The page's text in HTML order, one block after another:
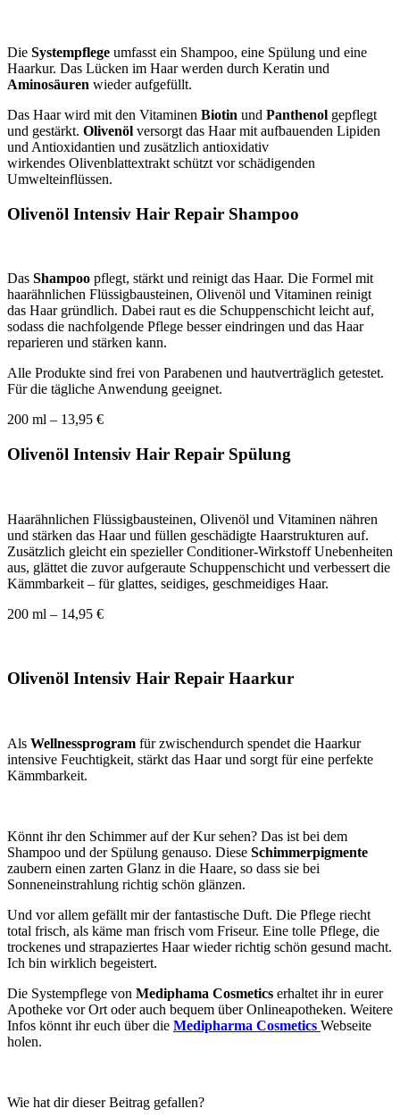
Die Systempflege umfasst ein Shampoo, eine Spülung und eine
Haarkur. Das Lücken im Haar werden durch Keratin und
Aminosäuren wieder aufgefüllt.
Das Haar wird mit den Vitaminen Biotin und Panthenol gepflegt
und gestärkt. Olivenöl versorgt das Haar mit aufbauenden Lipiden
und Antioxidantien und zusätzlich antioxidativ
wirkendes Olivenblattextrakt schützt vor schädigenden
Umwelteinflüssen.
Olivenöl Intensiv Hair Repair Shampoo
Das Shampoo pflegt, stärkt und reinigt das Haar. Die Formel mit
haarähnlichen Flüssigbausteinen, Olivenöl und Vitaminen reinigt
das Haar gründlich. Dabei raut es die Schuppenschicht leicht auf,
sodass die nachfolgende Pflege besser eindringen und das Haar
reparieren und stärken kann.
Alle Produkte sind frei von Parabenen und hautverträglich getestet.
Für die tägliche Anwendung geeignet.
200 ml – 13,95 €
Olivenöl Intensiv Hair Repair Spülung
Haarähnlichen Flüssigbausteinen, Olivenöl und Vitaminen nähren
und stärken das Haar und füllen geschädigte Haarstrukturen auf.
Zusätzlich gleicht ein spezieller Conditioner-Wirkstoff Unebenheiten
aus, glättet die zuvor aufgeraute Schuppenschicht und verbessert die
Kämmbarkeit – für glattes, seidiges, geschmeidiges Haar.
200 ml – 14,95 €
Olivenöl Intensiv Hair Repair Haarkur
Als Wellnessprogram für zwischendurch spendet die Haarkur
intensive Feuchtigkeit, stärkt das Haar und sorgt für eine perfekte
Kämmbarkeit.
Könnt ihr den Schimmer auf der Kur sehen? Das ist bei dem
Shampoo und der Spülung genauso. Diese Schimmerpigmente
zaubern einen zarten Glanz in die Haare, so dass sie bei
Sonneneinstrahlung richtig schön glänzen.
Und vor allem gefällt mir der fantastische Duft. Die Pflege riecht
total frisch, als käme man frisch vom Friseur. Eine tolle Pflege, die
trockenes und strapaziertes Haar wieder richtig schön gesund macht.
Ich bin wirklich begeistert.
Die Systempflege von Mediphama Cosmetics erhaltet ihr in eurer
Apotheke vor Ort oder auch bequem über Onlineapotheken. Weitere
Infos könnt ihr euch über die Medipharma Cosmetics Webseite
holen.
Wie hat dir dieser Beitrag gefallen?